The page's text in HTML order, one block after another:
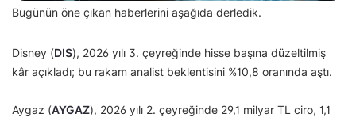
Bugünün öne çıkan haberlerini aşağıda derledik.
Disney (DIS), 2026 yılı 3. çeyreğinde hisse başına düzeltilmiş
kâr açıkladı; bu rakam analist beklentisini %10,8 oranında aştı.
Aygaz (AYGAZ), 2026 yılı 2. çeyreğinde 29,1 milyar TL ciro, 1,1